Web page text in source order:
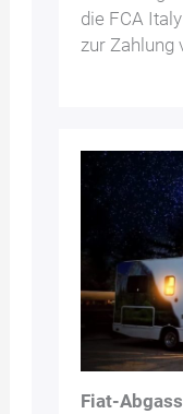
die FCA
zur Zahlung
Fiat-